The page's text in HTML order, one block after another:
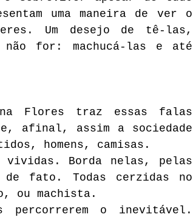
uma maneira de ver o
Um desejo de tê-las,
for: machucá-las e até
Flores traz essas falas
afinal, assim a sociedade
homens, camisas.
vividas. Borda nelas, pelas
fato. Todas cerzidas no
ou machista.
percorrerem o inevitável.